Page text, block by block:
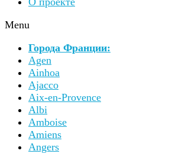
Menu
Города Франции:
Agen
Ainhoa
Ajacco
Aix-en-Provence
Albi
Amboise
Amiens
Angers